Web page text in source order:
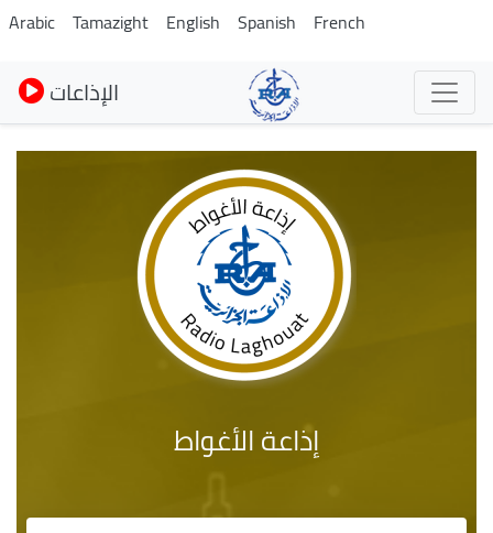
Skip
to
main
content
Arabic Tamazight English Spanish French
الإذاعات
إذاعة الأغواط